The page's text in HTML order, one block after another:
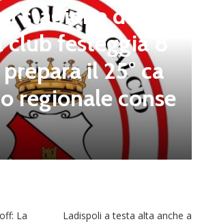
stagione da cel
club festeggia 8
il 25° ca
regionale conse
La
Ladispoli a testa alta anche a